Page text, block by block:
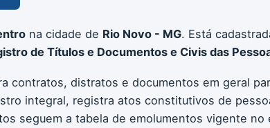
na cidade de Rio Novo - MG. Está
de Títulos e Documentos e Civis das
contratos, distratos e documentos em geral
integral, registra atos constitutivos de
seguem a tabela de emolumentos vigente no